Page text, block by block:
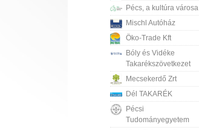
Pécs, a kultúra városa
Mischl Autóház
Öko-Trade Kft
Bóly és Vidéke
Takarékszövetkezet
Mecsekerdő Zrt
Dél TAKARÉK
Pécsi
Tudományegyetem